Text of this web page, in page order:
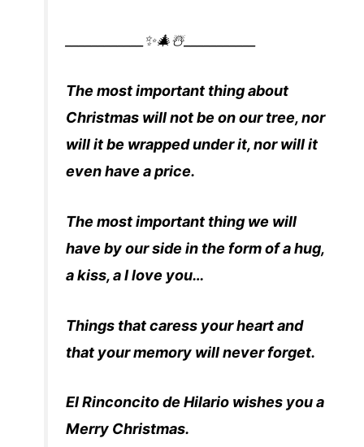
____________✨🎄☃️___________
The most important thing about
Christmas will not be on our tree, nor
will it be wrapped under it, nor will it
even have a price.
The most important thing we will
have by our side in the form of a hug,
a kiss, a I love you…
Things that caress your heart and
that your memory will never forget.
El Rinconcito de Hilario wishes you a
Merry Christmas.